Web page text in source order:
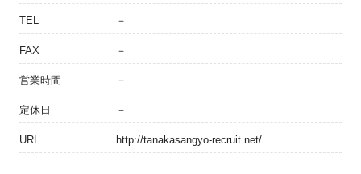
TEL －
FAX －
営業時間 －
定休日 －
URL http://tanakasangyo-recruit.net/